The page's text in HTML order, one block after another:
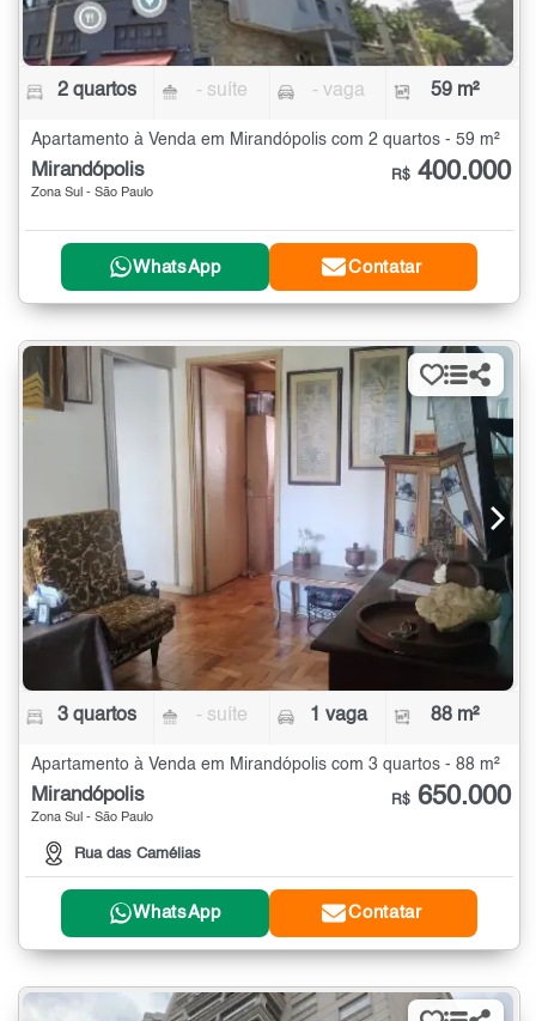
2 quartos - suíte - vaga 59 m²
Apartamento à Venda em Mirandópolis com 2 quartos - 59 m²
Mirandópolis
Zona Sul - São Paulo
R$ 400.000
WhatsApp Contatar
3 quartos - suíte 1 vaga 88 m²
Apartamento à Venda em Mirandópolis com 3 quartos - 88 m²
Mirandópolis
Zona Sul - São Paulo
Rua das Camélias
R$ 650.000
WhatsApp Contatar